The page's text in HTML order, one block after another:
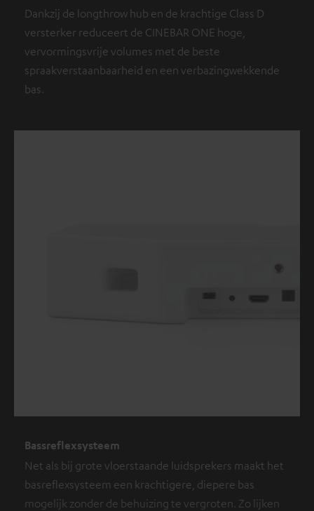
Dankzij de longthrow hub en de krachtige Class D
versterker reduceert de CINEBAR ONE hoge,
vervormingsvrije volumes met de beste
spraakverstaanbaarheid en een verbazingwekkende
bas.
Bassreflexsysteem
Net als bij grote vloerstaande luidsprekers maakt het
basreflexsysteem een krachtigere, diepere bas
mogelijk zonder de behuizing te vergroten. Zo lijken